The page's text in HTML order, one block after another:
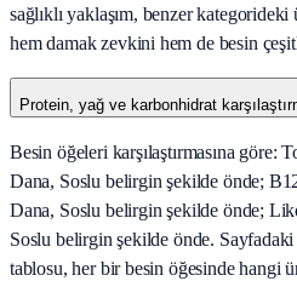
sağlıklı yaklaşım, benzer
hem damak zevkini hem de besin
Protein, yağ ve karbonhidrat
Besin öğeleri karşılaştırmasına göre:
Dana, Soslu belirgin şekilde önde;
Dana, Soslu belirgin şekilde önde;
Soslu belirgin şekilde önde.
tablosu, her bir besin öğesinde hangi